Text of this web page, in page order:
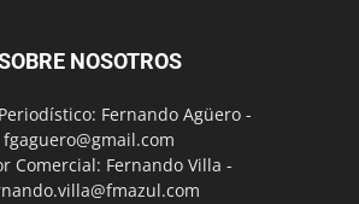
NOSOTROS
Fernando Agüero -
fgaguero@gmail.com
Comercial: Fernando Villa -